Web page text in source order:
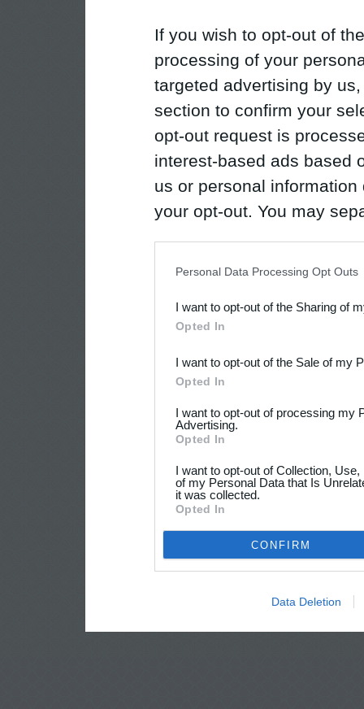
If you wish to opt-out of
processing of your
targeted advertising by
section to confirm your
opt-out request is
interest-based ads based
us or personal
your opt-out. You may
Downstream Participants
third parties.
Personal Data Processing Opt Outs
I want to opt-out of the Sharing of
Opted In
I want to opt-out of the Sale of my
Opted In
I want to opt-out of processing my
Advertising.
Opted In
I want to opt-out of Collection,
of my Personal Data that Is
it was collected.
Opted In
CONFIRM
Data Deletion